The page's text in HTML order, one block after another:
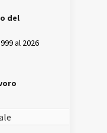
del
al 2026